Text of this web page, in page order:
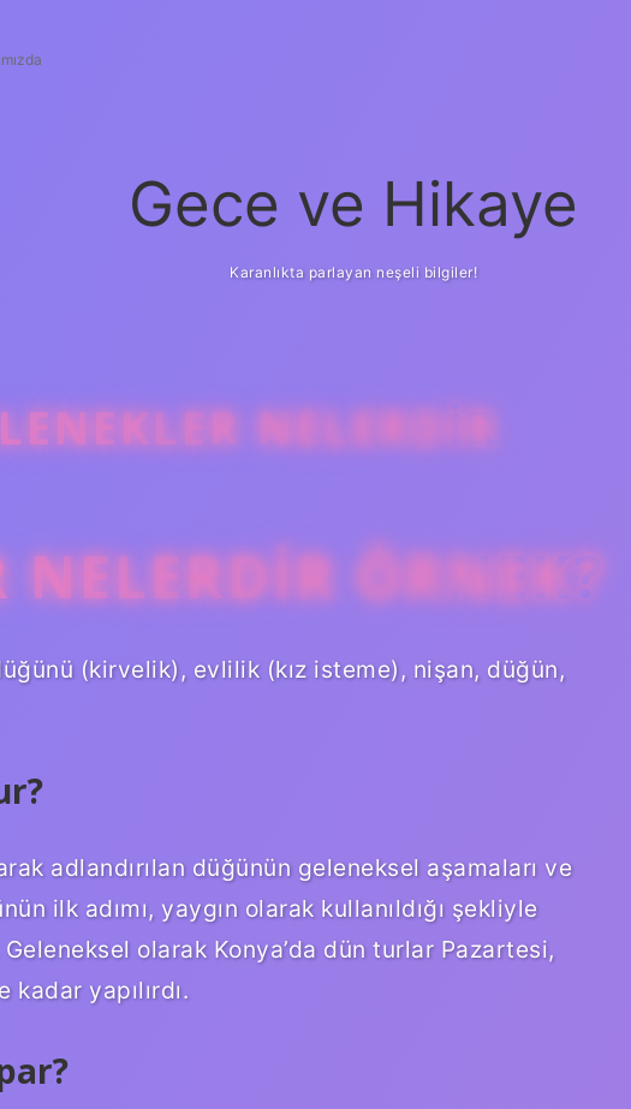
Gece ve Hikaye
Karanlıkta parlayan neşeli bilgiler!
NELERDIR
NELERDIR ÖRNEK?
(kirvelik), evlilik (kız isteme), nişan, düğün,
adlandırılan düğünün geleneksel aşamaları ve
ilk adımı, yaygın olarak kullanıldığı şekliyle
olarak Konya’da dün turlar Pazartesi,
yapılırdı.